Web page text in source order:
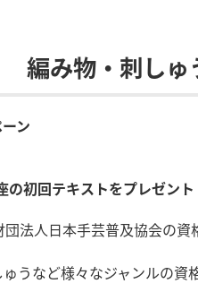
編み物・刺しゅ
ン
初回テキストをプレゼント
法人日本手芸普及協会の
うなど様々なジャンルの